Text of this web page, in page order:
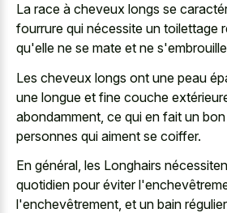
La race à cheveux longs se
fourrure qui nécessite un toilettage
qu'elle ne se mate et ne
Les cheveux longs ont une peau
une longue et fine couche
abondamment, ce qui en fait un
personnes qui aiment se coiffer.
En général, les Longhairs
quotidien pour éviter
l'enchevêtrement, et un bain